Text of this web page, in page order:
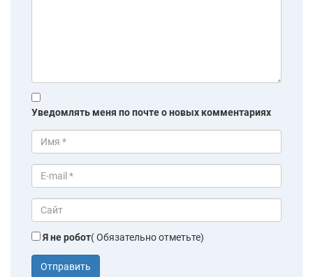
Уведомлять меня по почте о новых комментариях
Я не робот( Обязательно отметьте)